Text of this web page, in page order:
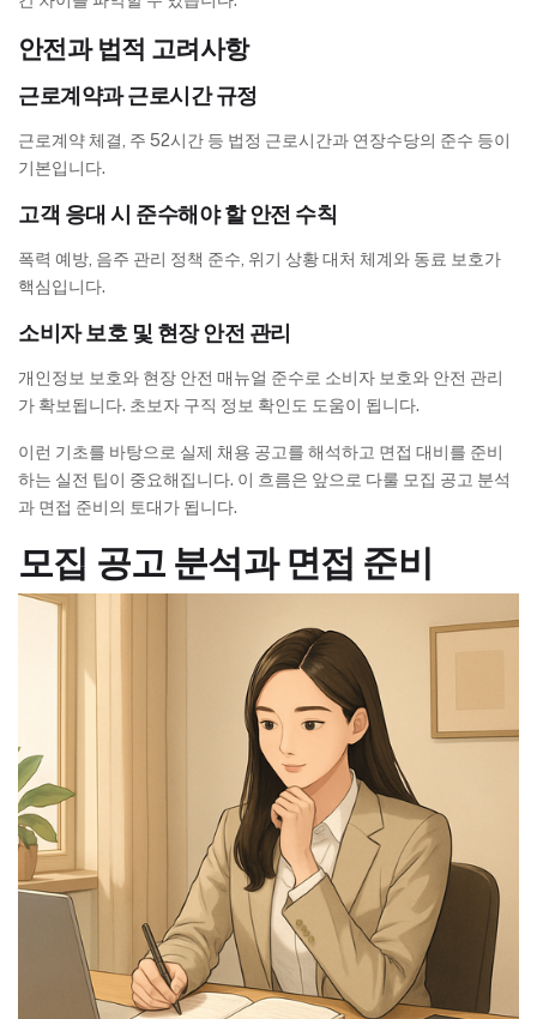
안전과 법적 고려사항
근로계약과 근로시간 규정
근로계약 체결, 주 52시간 등 법정 근로시간과 연장수당의 준수 등이
기본입니다.
고객 응대 시 준수해야 할 안전 수칙
폭력 예방, 음주 관리 정책 준수, 위기 상황 대처 체계와 동료 보호가
핵심입니다.
소비자 보호 및 현장 안전 관리
개인정보 보호와 현장 안전 매뉴얼 준수로 소비자 보호와 안전 관리
가 확보됩니다. 초보자 구직 정보 확인도 도움이 됩니다.
이런 기초를 바탕으로 실제 채용 공고를 해석하고 면접 대비를 준비
하는 실전 팁이 중요해집니다. 이 흐름은 앞으로 다룰 모집 공고 분석
과 면접 준비의 토대가 됩니다.
모집 공고 분석과 면접 준비